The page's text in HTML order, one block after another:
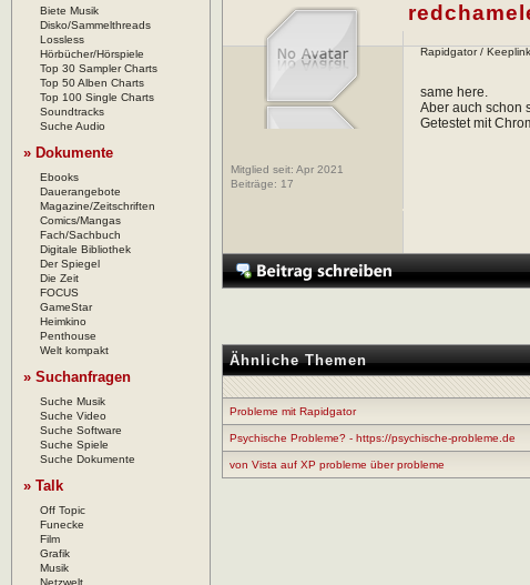
Biete Musik
Disko/Sammelthreads
Lossless
Hörbücher/Hörspiele
Top 30 Sampler Charts
Top 50 Alben Charts
Top 100 Single Charts
Soundtracks
Suche Audio
» Dokumente
Ebooks
Dauerangebote
Magazine/Zeitschriften
Comics/Mangas
Fach/Sachbuch
Digitale Bibliothek
Der Spiegel
Die Zeit
FOCUS
GameStar
Heimkino
Penthouse
Welt kompakt
» Suchanfragen
Suche Musik
Suche Video
Suche Software
Suche Spiele
Suche Dokumente
» Talk
Off Topic
Funecke
Film
Grafik
Musik
Mitglied seit: Apr 2021
Beiträge: 17
Rapidgator /
same here.
Aber auch schon
Getestet mit
Ähnliche Themen
Probleme mit Rapidgator
Psychische Probleme? - https://psychische-probleme.de
von Vista auf XP probleme über probleme